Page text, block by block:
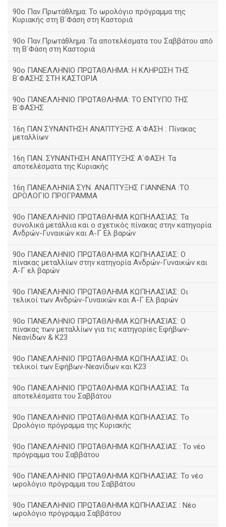
90ο Παν.Πρωτάθλημα: Το ωρολόγιο πρόγραμμα της
Κυριακής στη Β΄Φάση στη Καστοριά
90ο Παν.Πρωτάθλημα :Τα αποτελέσματα του Σαββάτου από
τη Β΄Φάση στη Καστοριά
90ο ΠΑΝΕΛΛΗΝΙΟ ΠΡΩΤΑΘΛΗΜΑ: Η ΚΛΗΡΩΣΗ ΤΗΣ
Β΄ΦΑΣΗΣ ΣΤΗ ΚΑΣΤΟΡΙΑ
90ο ΠΑΝΕΛΛΗΝΙΟ ΠΡΩΤΑΘΛΗΜΑ: ΤΟ ΕΝΤΥΠΟ ΤΗΣ
Β΄ΦΑΣΗΣ
16η ΠΑΝ ΣΥΝΑΝΤΗΣΗ ΑΝΑΠΤΥΞΗΣ Α΄ΦΑΣΗ : Πίνακας
μεταλλίων
16η ΠΑΝ. ΣΥΝΑΝΤΗΣΗ ΑΝΑΠΤΥΞΗΣ Α΄ΦΑΣΗ: Τα
αποτελέσματα της Κυριακής
16η ΠΑΝΕΛΛΗΝΙΑ ΣΥΝ. ΑΝΑΠΤΥΞΗΣ ΓΙΑΝΝΕΝΑ :ΤΟ
ΩΡΟΛΟΓΙΟ ΠΡΟΓΡΑΜΜΑ
90ο ΠΑΝΕΛΛΗΝΙΟ ΠΡΩΤΑΘΛΗΜΑ ΚΩΠΗΛΑΣΙΑΣ: Τα
συνολικά μετάλλια και ο σχετικός πίνακας στην κατηγορία
Ανδρών-Γυναικών και Α-Γ Ελ βαρών
90ο ΠΑΝΕΛΛΗΝΙΟ ΠΡΩΤΑΘΛΗΜΑ ΚΩΠΗΛΑΣΙΑΣ: Ο
πίνακας μεταλλίων στην κατηγορία Ανδρών-Γυναικών και
Α-Γ ελ βαρών
90ο ΠΑΝΕΛΛΗΝΙΟ ΠΡΩΤΑΘΛΗΜΑ ΚΩΠΗΛΑΣΙΑΣ: Οι
τελικοί των Ανδρών-Γυναικών και Α-Γ Ελ βαρών
90ο ΠΑΝΕΛΛΗΝΙΟ ΠΡΩΤΑΘΛΗΜΑ ΚΩΠΗΛΑΣΙΑΣ: Ο
πίνακας των μεταλλίων για τις κατηγορίες Εφήβων-
Νεανίδων & Κ23
90ο ΠΑΝΕΛΛΗΝΙΟ ΠΡΩΤΑΘΛΗΜΑ ΚΩΠΗΛΑΣΙΑΣ: Οι
τελικοί των Εφήβων-Νεανίδων και Κ23
90o ΠΑΝΕΛΛΗΝΙΟ ΠΡΩΤΑΘΛΗΜΑ ΚΩΠΗΛΑΣΙΑΣ: Τα
αποτελέσματα του Σαββάτου
90ο ΠΑΝΕΛΛΗΝΙΟ ΠΡΩΤΑΘΛΗΜΑ ΚΩΠΗΛΑΣΙΑΣ: Το
Ωρολόγιο πρόγραμμα της Κυριακής
90ο ΠΑΝΕΛΛΗΝΙΟ ΠΡΩΤΑΘΛΗΜΑ ΚΩΠΗΛΑΣΙΑΣ : Το νέο
πρόγραμμα του Σαββάτου
90ο ΠΑΝΕΛΛΗΝΙΟ ΠΡΩΤΑΘΛΗΜΑ ΚΩΠΗΛΑΣΙΑΣ: Το νέο
ωρολόγιο πρόγραμμα του Σαββάτου
90ο ΠΑΝΕΛΛΗΝΙΟ ΠΡΩΤΑΘΛΗΜΑ ΚΩΠΗΛΑΣΙΑΣ : Νέο
ωρολόγιο πρόγραμμα Σαββάτου